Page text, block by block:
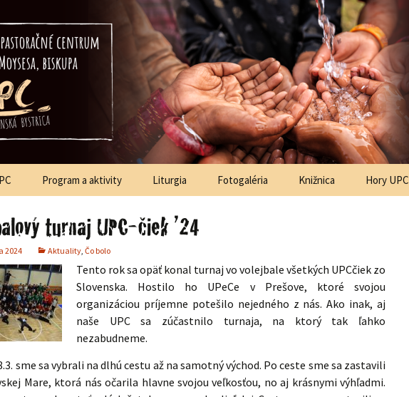
pastoračnécentrum
biskupa, Banská Bystrica
Program a aktivity Liturgia Fotogaléria Knižnica Hory UPC
turnaj UPC-čiek ’24
2024 Aktuality, Čo bolo
Tento rok sa opäť konal turnaj vo volejbale všetkých UPCčiek zo
Slovenska. Hostilo ho UPeCe v Prešove, ktoré svojou
organizáciou príjemne potešilo nejedného z nás. Ako inak, aj
naše UPC sa zúčastnilo turnaja, na ktorý tak ľahko
nezabudneme.
sme sa vybrali na dlhú cestu až na samotný východ. Po ceste sme sa zastavili
Mare, ktorá nás očarila hlavne svojou veľkosťou, no aj krásnymi výhľadmi.